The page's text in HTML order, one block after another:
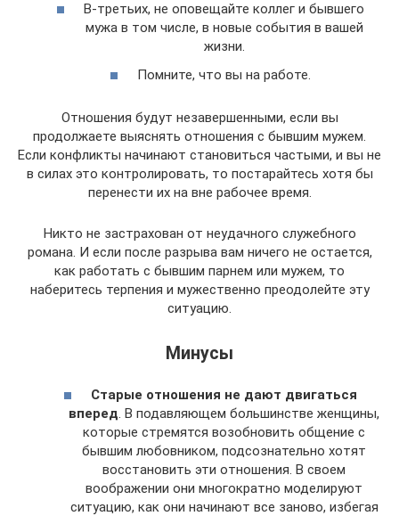
В-третьих, не оповещайте коллег и бывшего
мужа в том числе, в новые события в вашей
жизни.
Помните, что вы на работе.
Отношения будут незавершенными, если вы
продолжаете выяснять отношения с бывшим мужем.
Если конфликты начинают становиться частыми, и вы не
в силах это контролировать, то постарайтесь хотя бы
перенести их на вне рабочее время.
Никто не застрахован от неудачного служебного
романа. И если после разрыва вам ничего не остается,
как работать с бывшим парнем или мужем, то
наберитесь терпения и мужественно преодолейте эту
ситуацию.
Минусы
Старые отношения не дают двигаться
вперед . В подавляющем большинстве женщины,
которые стремятся возобновить общение с
бывшим любовником, подсознательно хотят
восстановить эти отношения. В своем
воображении они многократно моделируют
ситуацию, как они начинают все заново, избегая